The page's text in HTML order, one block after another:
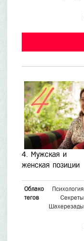
4. Мужская и
женская позиции
Облако
тегов
Психология
Секреты
Шахерезады